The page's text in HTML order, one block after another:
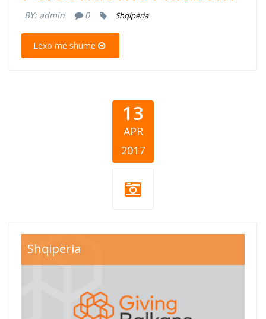
BY: admin 0 Shqipëria
Lexo më shumë
13
APR
2017
Shqipëria